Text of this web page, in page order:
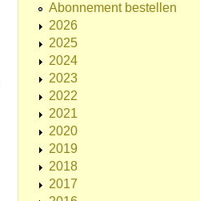
Abonnement bestellen
2026
2025
2024
2023
2022
2021
2020
2019
2018
2017